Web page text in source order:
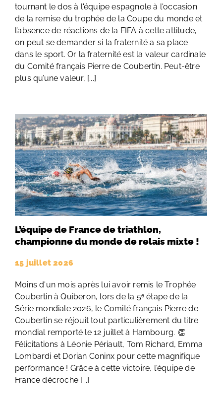
tournant le dos à l'équipe espagnole à l'occasion
de la remise du trophée de la Coupe du monde et
l’absence de réactions de la FIFA à cette attitude,
on peut se demander si la fraternité a sa place
dans le sport. Or la fraternité est la valeur cardinale
du Comité français Pierre de Coubertin. Peut-être
plus qu’une valeur, [...]
L’équipe de France de triathlon,
championne du monde de relais mixte !
15 juillet 2026
Moins d'un mois après lui avoir remis le Trophée
Coubertin à Quiberon, lors de la 5ᵉ étape de la
Série mondiale 2026, le Comité français Pierre de
Coubertin se réjouit tout particulièrement du titre
mondial remporté le 12 juillet à Hambourg. 👏
Félicitations à Léonie Périault, Tom Richard, Emma
Lombardi et Dorian Coninx pour cette magnifique
performance ! Grâce à cette victoire, l'équipe de
France décroche [...]